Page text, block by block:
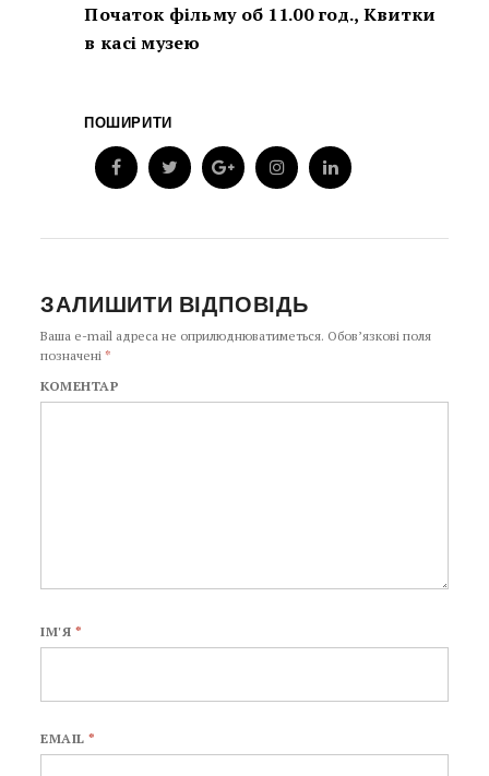
Початок фільму об 11.00 год., Квитки
в касі музею
ПОШИРИТИ
ЗАЛИШИТИ ВІДПОВІДЬ
Ваша e-mail адреса не оприлюднюватиметься. Обов’язкові поля
позначені*
КОМЕНТАР
ІМ'Я *
EMAIL*